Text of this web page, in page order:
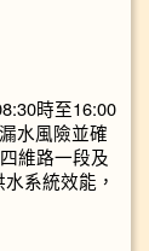
時至16:00
水風險並確
維路一段及
系統效能，